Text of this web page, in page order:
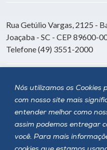
Nós utilizamos os
com nosso site mais
entender melhor como
assim podemos entregar
você. Para mais
Rua Getúlio Vargas, 2125 -
Joaçaba - SC - CEP 89600-
Telefone (49) 3551-2000
Siga a Unoesc